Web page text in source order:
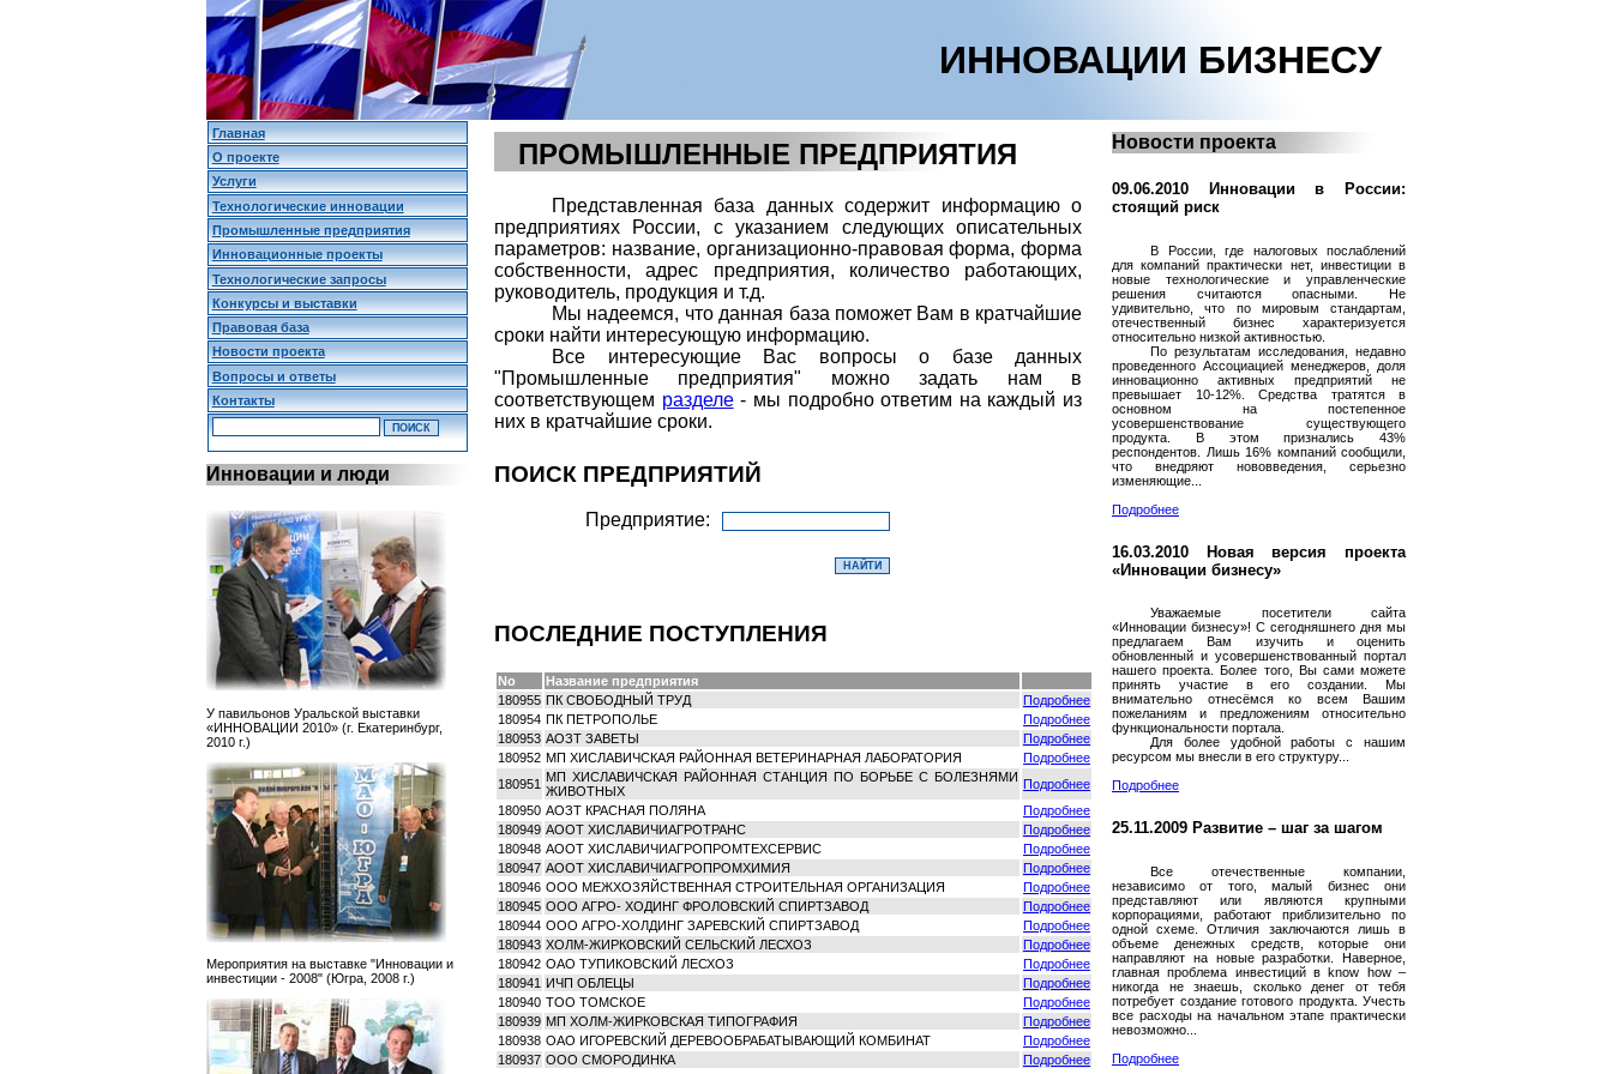
ИННОВАЦИИ БИЗНЕСУ
ПРОМЫШЛЕННЫЕ ПРЕДПРИЯТИЯ
Представленная база данных содержит информацию о
предприятиях России, с указанием следующих описательных
параметров: название, организационно-правовая форма, форма
собственности, адрес предприятия, количество работающих,
руководитель, продукция и т.д.
Мы надеемся, что данная база поможет Вам в кратчайшие
сроки найти интересующую информацию.
Все интересующие Вас вопросы о базе данных
"Промышленные предприятия" можно задать нам в
соответствующем разделе- мы подробно ответим на каждый из
них в кратчайшие сроки.
ПОИСК ПРЕДПРИЯТИЙ
Предприятие:
ПОСЛЕДНИЕ ПОСТУПЛЕНИЯ
No
Название предприятия
180955 ПК СВОБОДНЫЙ ТРУД
Подробнее
180954 ПК ПЕТРОПОЛЬЕ
Подробнее
180953 АОЗТ ЗАВЕТЫ
Подробнее
180952 МП ХИСЛАВИЧСКАЯ РАЙОННАЯ ВЕТЕРИНАРНАЯ ЛАБОРАТОРИЯ
Подробнее
180951 МП ХИСЛАВИЧСКАЯ РАЙОННАЯ СТАНЦИЯ ПО БОРЬБЕ С БОЛЕЗНЯМИ
ЖИВОТНЫХ
Подробнее
180950 АОЗТ КРАСНАЯ ПОЛЯНА
Подробнее
180949 АООТ ХИСЛАВИЧИАГРОТРАНС
Подробнее
180948 АООТ ХИСЛАВИЧИАГРОПРОМТЕХСЕРВИС
Подробнее
180947 АООТ ХИСЛАВИЧИАГРОПРОМХИМИЯ
Подробнее
180946 ООО МЕЖХОЗЯЙСТВЕННАЯ СТРОИТЕЛЬНАЯ ОРГАНИЗАЦИЯ
Подробнее
180945 ООО АГРО- ХОДИНГ ФРОЛОВСКИЙ СПИРТЗАВОД
Подробнее
180944 ООО АГРО-ХОЛДИНГ ЗАРЕВСКИЙ СПИРТЗАВОД
Подробнее
180943 ХОЛМ-ЖИРКОВСКИЙ СЕЛЬСКИЙ ЛЕСХОЗ
Подробнее
180942 ОАО ТУПИКОВСКИЙ ЛЕСХОЗ
Подробнее
180941 ИЧП ОБЛЕЦЫ
Подробнее
180940 ТОО ТОМСКОЕ
Подробнее
180939 МП ХОЛМ-ЖИРКОВСКАЯ ТИПОГРАФИЯ
Подробнее
180938 ОАО ИГОРЕВСКИЙ ДЕРЕВООБРАБАТЫВАЮЩИЙ КОМБИНАТ
Подробнее
180937 ООО СМОРОДИНКА
Подробнее
Новости проекта
09.06.2010 Инновации в России:
стоящий риск
В России, где налоговых послаблений
для компаний практически нет, инвестиции в
новые технологические и управленческие
решения считаются опасными. Не
удивительно, что по мировым стандартам,
отечественный бизнес характеризуется
относительно низкой активностью.
По результатам исследования, недавно
проведенного Ассоциацией менеджеров, доля
инновационно активных предприятий не
превышает 10-12%. Средства тратятся в
основном на постепенное
усовершенствование существующего
продукта. В этом признались 43%
респондентов. Лишь 16% компаний сообщили,
что внедряют нововведения, серьезно
изменяющие...
Подробнее
16.03.2010 Новая версия проекта
«Инновации бизнесу»
Уважаемые посетители сайта
«Инновации бизнесу»! С сегодняшнего дня мы
предлагаем Вам изучить и оценить
обновленный и усовершенствованный портал
нашего проекта. Более того, Вы сами можете
принять участие в его создании. Мы
внимательно отнесёмся ко всем Вашим
пожеланиям и предложениям относительно
функциональности портала.
Для более удобной работы с нашим
ресурсом мы внесли в его структуру...
Подробнее
25.11.2009 Развитие – шаг за шагом
Все отечественные компании,
независимо от того, малый бизнес они
представляют или являются крупными
корпорациями, работают приблизительно по
одной схеме. Отличия заключаются лишь в
объеме денежных средств, которые они
направляют на новые разработки. Наверное,
главная проблема инвестиций в know how –
никогда не знаешь, сколько денег от тебя
потребует создание готового продукта. Учесть
все расходы на начальном этапе практически
невозможно...
Подробнее
Главная
О проекте
Услуги
Технологические инновации
Промышленные предприятия
Инновационные проекты
Технологические запросы
Конкурсы и выставки
Правовая база
Новости проекта
Вопросы и ответы
Контакты
Инновации и люди
У павильонов Уральской выставки
«ИННОВАЦИИ 2010» (г. Екатеринбург,
2010 г.)
Мероприятия на выставке "Инновации и
инвестиции - 2008" (Югра, 2008 г.)